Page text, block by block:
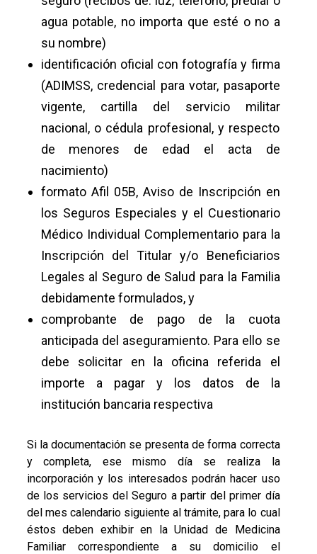
agua potable, no importa que esté o no a
su nombre)
identificación oficial con fotografía y firma
(ADIMSS, credencial para votar, pasaporte
vigente, cartilla del servicio militar
nacional, o cédula profesional, y respecto
de menores de edad el acta de
nacimiento)
formato Afil 05B, Aviso de Inscripción en
los Seguros Especiales y el Cuestionario
Médico Individual Complementario para la
Inscripción del Titular y/o Beneficiarios
Legales al Seguro de Salud para la Familia
debidamente formulados, y
comprobante de pago de la cuota
anticipada del aseguramiento. Para ello se
debe solicitar en la oficina referida el
importe a pagar y los datos de la
institución bancaria respectiva
Si la documentación se presenta de forma correcta
y completa, ese mismo día se realiza la
incorporación y los interesados podrán hacer uso
de los servicios del Seguro a partir del primer día
del mes calendario siguiente al trámite, para lo cual
éstos deben exhibir en la Unidad de Medicina
Familiar correspondiente a su domicilio el